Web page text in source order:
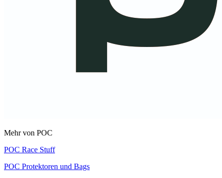
Mehr von POC
POC Race Stuff
POC Protektoren und Bags